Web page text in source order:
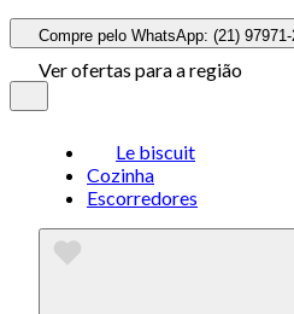
Compre pelo WhatsApp: (21)
Ver ofertas para a região
Le biscuit
Cozinha
Escorredores